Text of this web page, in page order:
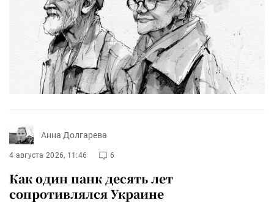
Анна Долгарева
4 августа 2026, 11:46 6
Как один панк десять лет
сопротивлялся Украине